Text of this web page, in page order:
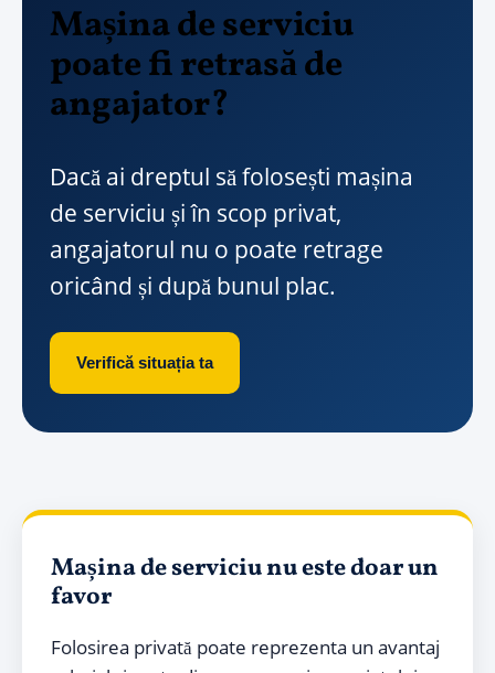
Mașina de serviciu
poate fi retrasă de
angajator?
Dacă ai dreptul să folosești mașina
de serviciu și în scop privat,
angajatorul nu o poate retrage
oricând și după bunul plac.
Verifică situația ta
Mașina de serviciu nu este doar un
favor
Folosirea privată poate reprezenta un avantaj